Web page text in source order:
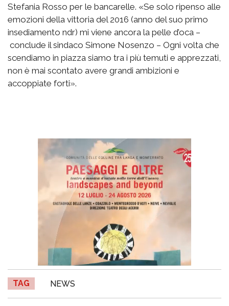
Stefania Rosso per le bancarelle. «Se solo ripenso alle
emozioni della vittoria del 2016 (anno del suo primo
insediamento ndr) mi viene ancora la pelle d’oca –
conclude il sindaco Simone Nosenzo – Ogni volta che
scendiamo in piazza siamo tra i più temuti e apprezzati,
non è mai scontato avere grandi ambizioni e
accoppiate forti».
TAG NEWS